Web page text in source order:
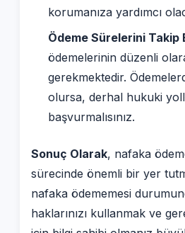
korumanıza yardımcı
Ödeme Sürelerini Takip
ödemelerinin düzenli
gerekmektedir.
olursa, derhal hukuki
başvurmalısınız.
Sonuç Olarak, nafaka
sürecinde önemli bir yer
nafaka ödememesi
haklarınızı kullanmak ve